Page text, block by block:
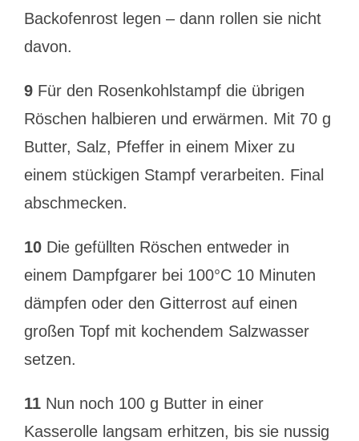
Backofenrost legen – dann rollen sie nicht
davon.
9Für den Rosenkohlstampf die übrigen
Röschen halbieren und erwärmen. Mit 70 g
Butter, Salz, Pfeffer in einem Mixer zu
einem stückigen Stampf verarbeiten. Final
abschmecken.
10Die gefüllten Röschen entweder in
einem Dampfgarer bei 100°C 10 Minuten
dämpfen oder den Gitterrost auf einen
großen Topf mit kochendem Salzwasser
setzen.
11Nun noch 100 g Butter in einer
Kasserolle langsam erhitzen, bis sie nussig